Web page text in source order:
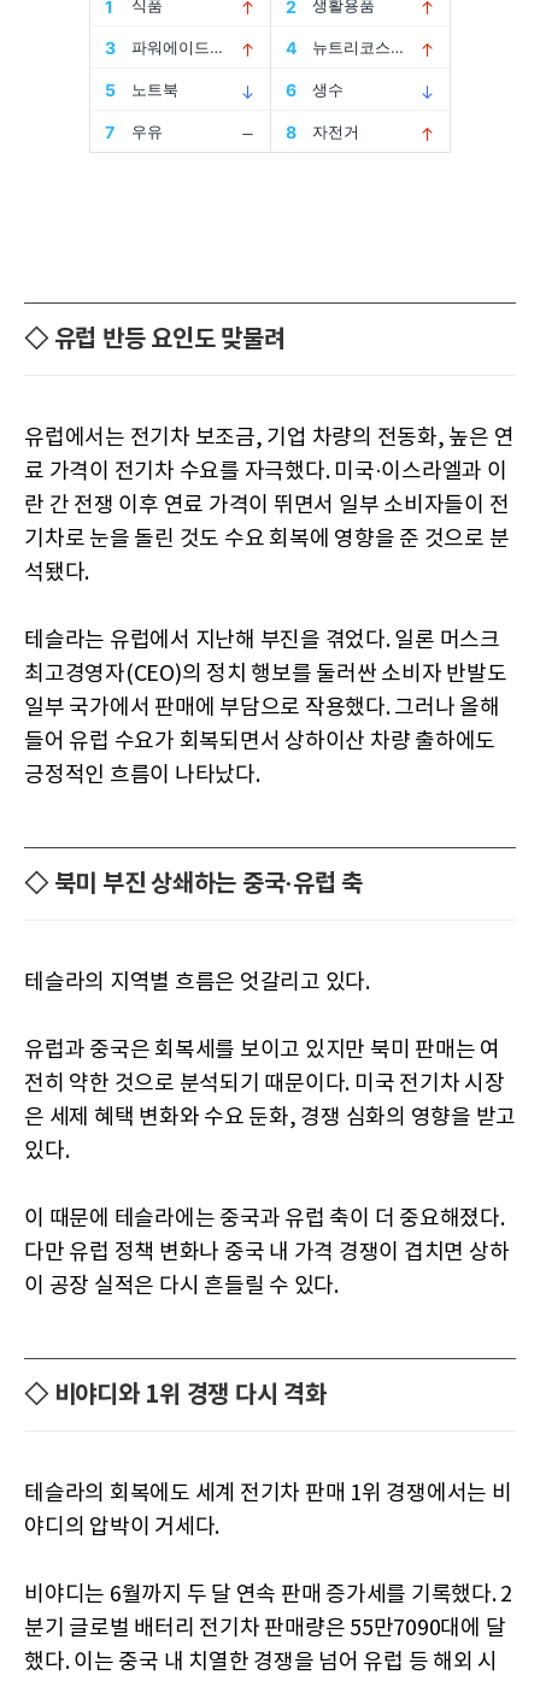
◇ 유럽 반등 요인도 맞물려
유럽에서는 전기차 보조금, 기업 차량의 전동화, 높은 연
료 가격이 전기차 수요를 자극했다. 미국·이스라엘과 이
란 간 전쟁 이후 연료 가격이 뛰면서 일부 소비자들이 전
기차로 눈을 돌린 것도 수요 회복에 영향을 준 것으로 분
석됐다.
테슬라는 유럽에서 지난해 부진을 겪었다. 일론 머스크
최고경영자(CEO)의 정치 행보를 둘러싼 소비자 반발도
일부 국가에서 판매에 부담으로 작용했다. 그러나 올해
들어 유럽 수요가 회복되면서 상하이산 차량 출하에도
긍정적인 흐름이 나타났다.
◇ 북미 부진 상쇄하는 중국·유럽 축
테슬라의 지역별 흐름은 엇갈리고 있다.
유럽과 중국은 회복세를 보이고 있지만 북미 판매는 여
전히 약한 것으로 분석되기 때문이다. 미국 전기차 시장
은 세제 혜택 변화와 수요 둔화, 경쟁 심화의 영향을 받고
있다.
이 때문에 테슬라에는 중국과 유럽 축이 더 중요해졌다.
다만 유럽 정책 변화나 중국 내 가격 경쟁이 겹치면 상하
이 공장 실적은 다시 흔들릴 수 있다.
◇ 비야디와 1위 경쟁 다시 격화
테슬라의 회복에도 세계 전기차 판매 1위 경쟁에서는 비
야디의 압박이 거세다.
비야디는 6월까지 두 달 연속 판매 증가세를 기록했다. 2
분기 글로벌 배터리 전기차 판매량은 55만7090대에 달
했다. 이는 중국 내 치열한 경쟁을 넘어 유럽 등 해외 시